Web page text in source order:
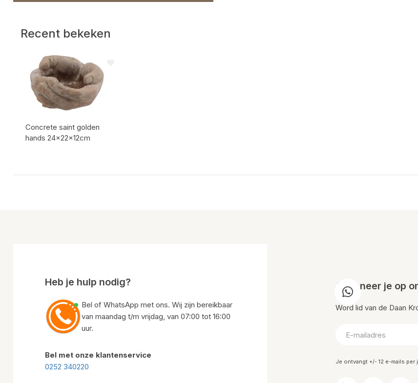
Recent bekeken
Concrete saint golden
hands 24x22x12cm
Heb je hulp nodig?
Bel of WhatsApp met ons. Wij zijn bereikbaar
van maandag t/m vrijdag, van 07:00 tot 16:00
uur.
Bel met onze klantenservice
0252 340220
Abonneer je op
Word lid van de Daan
Je ontvangt +/- 12 e-mails per